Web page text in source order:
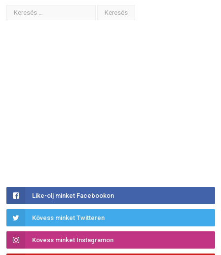
Like-olj minket Facebookon
Kövess minket Twitteren
Kövess minket Instagramon